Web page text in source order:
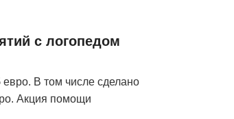
с логопедом
евро. В том числе сделано
Акция помощи